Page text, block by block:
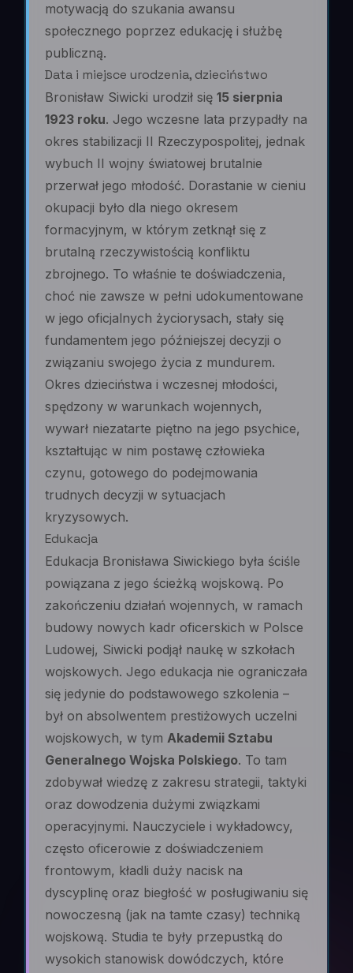
motywacją do szukania awansu
społecznego poprzez edukację i służbę
publiczną.
Data i miejsce urodzenia, dzieciństwo
Bronisław Siwicki urodził się 15 sierpnia
1923 roku. Jego wczesne lata przypadły na
okres stabilizacji II Rzeczypospolitej, jednak
wybuch II wojny światowej brutalnie
przerwał jego młodość. Dorastanie w cieniu
okupacji było dla niego okresem
formacyjnym, w którym zetknął się z
brutalną rzeczywistością konfliktu
zbrojnego. To właśnie te doświadczenia,
choć nie zawsze w pełni udokumentowane
w jego oficjalnych życiorysach, stały się
fundamentem jego późniejszej decyzji o
związaniu swojego życia z mundurem.
Okres dzieciństwa i wczesnej młodości,
spędzony w warunkach wojennych,
wywarł niezatarte piętno na jego psychice,
kształtując w nim postawę człowieka
czynu, gotowego do podejmowania
trudnych decyzji w sytuacjach
kryzysowych.
Edukacja
Edukacja Bronisława Siwickiego była ściśle
powiązana z jego ścieżką wojskową. Po
zakończeniu działań wojennych, w ramach
budowy nowych kadr oficerskich w Polsce
Ludowej, Siwicki podjął naukę w szkołach
wojskowych. Jego edukacja nie ograniczała
się jedynie do podstawowego szkolenia –
był on absolwentem prestiżowych uczelni
wojskowych, w tym Akademii Sztabu
Generalnego Wojska Polskiego. To tam
zdobywał wiedzę z zakresu strategii, taktyki
oraz dowodzenia dużymi związkami
operacyjnymi. Nauczyciele i wykładowcy,
często oficerowie z doświadczeniem
frontowym, kładli duży nacisk na
dyscyplinę oraz biegłość w posługiwaniu się
nowoczesną (jak na tamte czasy) techniką
wojskową. Studia te były przepustką do
wysokich stanowisk dowódczych, które